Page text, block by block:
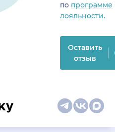
по программе
лояльности.
Оставить
отзыв